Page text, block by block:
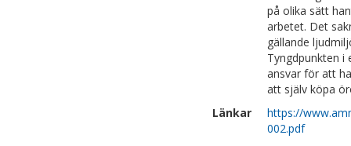
på olika sätt
arbetet. Det
gällande
Tyngdpunkten i
ansvar för att
att själv köpa
Länkar
https://
002.pdf